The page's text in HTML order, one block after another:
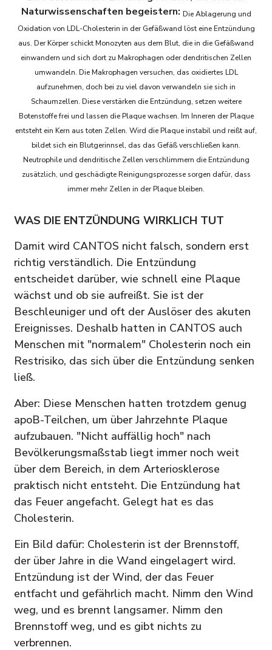
Naturwissenschaften begeistern: Die Ablagerung und
Oxidation von LDL-Cholesterin in der Gefäßwand löst eine Entzündung
aus. Der Körper schickt Monozyten aus dem Blut, die in die Gefäßwand
einwandern und sich dort zu Makrophagen oder dendritischen Zellen
umwandeln. Die Makrophagen versuchen, das oxidiertes LDL
aufzunehmen, doch bei zu viel davon verwandeln sie sich in
Schaumzellen. Diese verstärken die Entzündung, setzen weitere
Botenstoffe frei und lassen die Plaque wachsen. Im Inneren der Plaque
entsteht ein Kern aus toten Zellen. Wird die Plaque instabil und reißt auf,
bildet sich ein Blutgerinnsel, das das Gefäß verschließen kann.
Neutrophile und dendritische Zellen verschlimmern die Entzündung
zusätzlich, und geschädigte Reinigungsprozesse sorgen dafür, dass
immer mehr Zellen in der Plaque bleiben.
WAS DIE ENTZÜNDUNG WIRKLICH TUT
Damit wird CANTOS nicht falsch, sondern erst
richtig verständlich. Die Entzündung
entscheidet darüber, wie schnell eine Plaque
wächst und ob sie aufreißt. Sie ist der
Beschleuniger und oft der Auslöser des akuten
Ereignisses. Deshalb hatten in CANTOS auch
Menschen mit "normalem" Cholesterin noch ein
Restrisiko, das sich über die Entzündung senken
ließ.
Aber: Diese Menschen hatten trotzdem genug
apoB-Teilchen, um über Jahrzehnte Plaque
aufzubauen. "Nicht auffällig hoch" nach
Bevölkerungsmaßstab liegt immer noch weit
über dem Bereich, in dem Arteriosklerose
praktisch nicht entsteht. Die Entzündung hat
das Feuer angefacht. Gelegt hat es das
Cholesterin.
Ein Bild dafür: Cholesterin ist der Brennstoff,
der über Jahre in die Wand eingelagert wird.
Entzündung ist der Wind, der das Feuer
entfacht und gefährlich macht. Nimm den Wind
weg, und es brennt langsamer. Nimm den
Brennstoff weg, und es gibt nichts zu
verbrennen.